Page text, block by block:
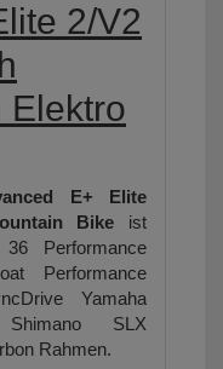
2/V2
Elektro
E+ Elite
Bike ist
Performance
Performance
Yamaha
SLX
Rahmen.